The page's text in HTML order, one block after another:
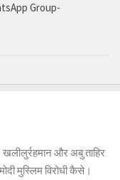
Group-
और अबु ताहिर
मुस्लिम विरोधी कैसे।